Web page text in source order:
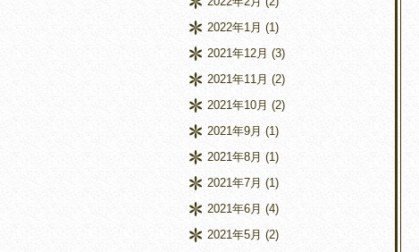
2022年1月 (1)
2021年12月 (3)
2021年11月 (2)
2021年10月 (2)
2021年9月 (1)
2021年8月 (1)
2021年7月 (1)
2021年6月 (4)
2021年5月 (2)